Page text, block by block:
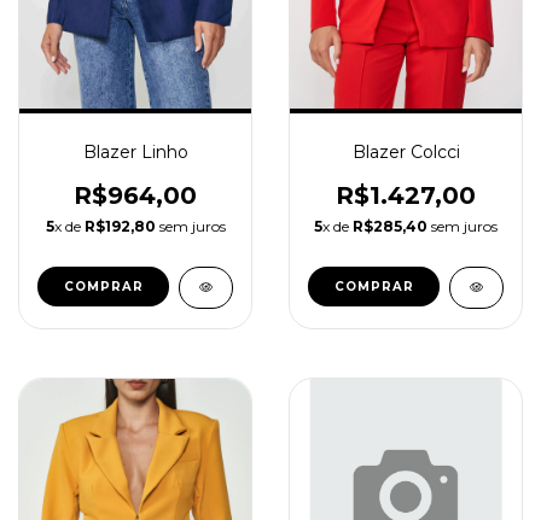
Blazer Linho
R$964,00
5x de R$192,80 sem juros
COMPRAR
Blazer Colcci
R$1.427,00
5x de R$285,40 sem juros
COMPRAR